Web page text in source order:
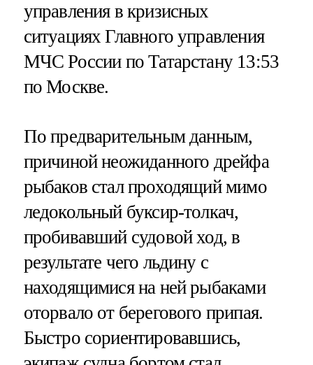
управления в кризисных
ситуациях Главного управления
МЧС России по Татарстану 13:53
по Москве.
По предварительным данным,
причиной неожиданного дрейфа
рыбаков стал проходящий мимо
ледокольный буксир-толкач,
пробивавший судовой ход, в
результате чего льдину с
находящимися на ней рыбаками
оторвало от берегового припая.
Быстро сориентировавшись,